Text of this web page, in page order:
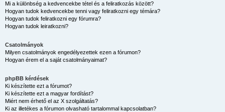
Mi a különbség a kedvencekbe tétel és a feliratkozás között?
Hogyan tudok kedvencekbe tenni vagy feliratkozni egy témára?
Hogyan tudok feliratkozni egy fórumra?
Hogyan tudok leiratkozni?
Csatolmányok
Milyen csatolmányok engedélyezettek ezen a fórumon?
Hogyan érem el a saját csatolmányaimat?
phpBB kérdések
Ki készítette ezt a fórumot?
Ki készítette ezt a magyar fordítást?
Miért nem érhető el az X szolgáltatás?
Ki az illetékes a fórumon olvasható tartalommal kapcsolatban?